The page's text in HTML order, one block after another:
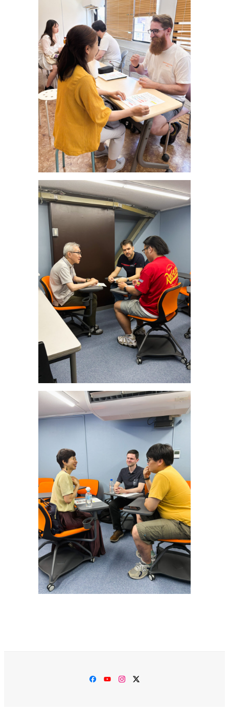
Facebook
YouTubeInstagram
Twitter